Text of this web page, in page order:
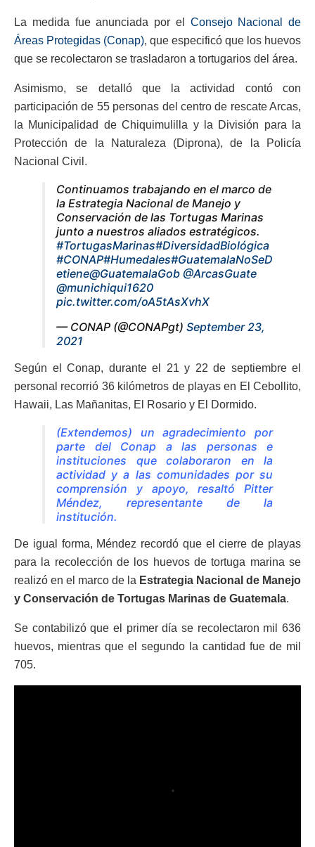
La medida fue anunciada por el Consejo Nacional de
Áreas Protegidas (Conap), que especificó que los huevos
que se recolectaron se trasladaron a tortugarios del área.
Asimismo, se detalló que la actividad contó con
participación de 55 personas del centro de rescate Arcas,
la Municipalidad de Chiquimulilla y la División para la
Protección de la Naturaleza (Diprona), de la Policía
Nacional Civil.
Continuamos trabajando en el marco de
la Estrategia Nacional de Manejo y
Conservación de las Tortugas Marinas
junto a nuestros aliados estratégicos.
#TortugasMarinas#DiversidadBiológica
#CONAP#Humedales#GuatemalaNoSeD
etiene@GuatemalaGob @ArcasGuate
@munichiqui1620
pic.twitter.com/oA5tAsXvhX
— CONAP (@CONAPgt) September 23,
2021
Según el Conap, durante el 21 y 22 de septiembre el
personal recorrió 36 kilómetros de playas en El Cebollito,
Hawaii, Las Mañanitas, El Rosario y El Dormido.
(Extendemos) un agradecimiento por
parte del Conap a las personas e
instituciones que colaboraron en la
actividad y a las comunidades por su
comprensión y apoyo, resaltó Pitter
Méndez, representante de la
institución.
De igual forma, Méndez recordó que el cierre de playas
para la recolección de los huevos de tortuga marina se
realizó en el marco de la Estrategia Nacional de Manejo
y Conservación de Tortugas Marinas de Guatemala.
Se contabilizó que el primer día se recolectaron mil 636
huevos, mientras que el segundo la cantidad fue de mil
705.